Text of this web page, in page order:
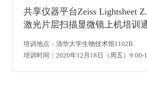
共享仪器平台Zeiss Lightsheet
激光片层扫描显微镜上机培训
培训地点：清华大学生物技术馆1102B